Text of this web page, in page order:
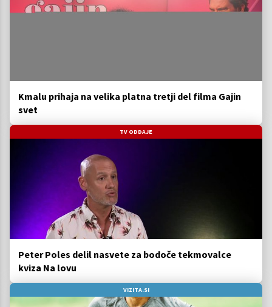
Kmalu prihaja na velika platna tretji del filma Gajin
svet
TV ODDAJE
Peter Poles delil nasvete za bodoče tekmovalce
kviza Na lovu
VIZITA.SI